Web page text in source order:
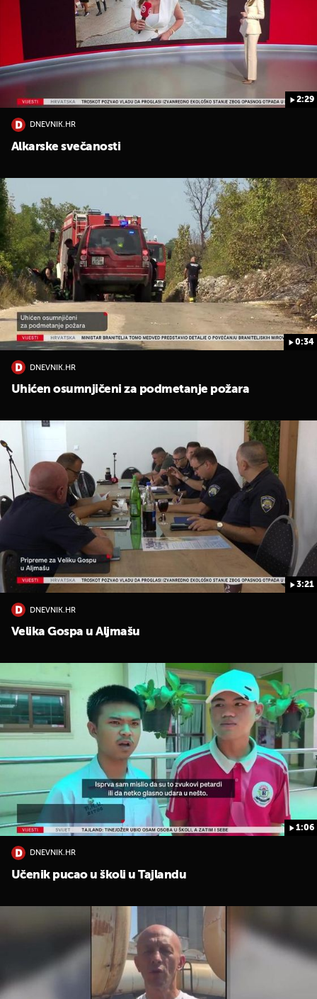
2:29
DNEVNIK.HR
Alkarske svečanosti
0:34
DNEVNIK.HR
Uhićen osumnjičeni za podmetanje požara
3:21
DNEVNIK.HR
Velika Gospa u Aljmašu
1:06
DNEVNIK.HR
Učenik pucao u školi u Tajlandu